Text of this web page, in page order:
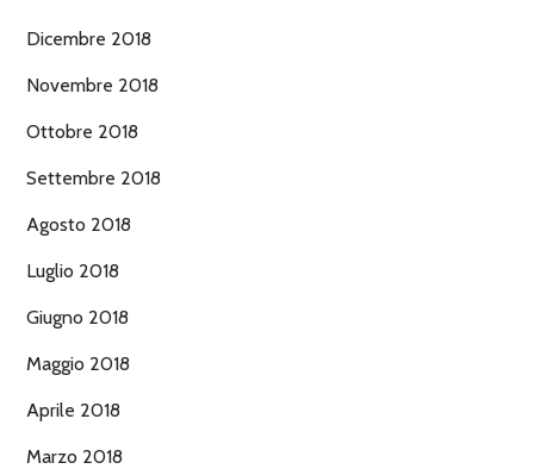
Dicembre 2018
Novembre 2018
Ottobre 2018
Settembre 2018
Agosto 2018
Luglio 2018
Giugno 2018
Maggio 2018
Aprile 2018
Marzo 2018